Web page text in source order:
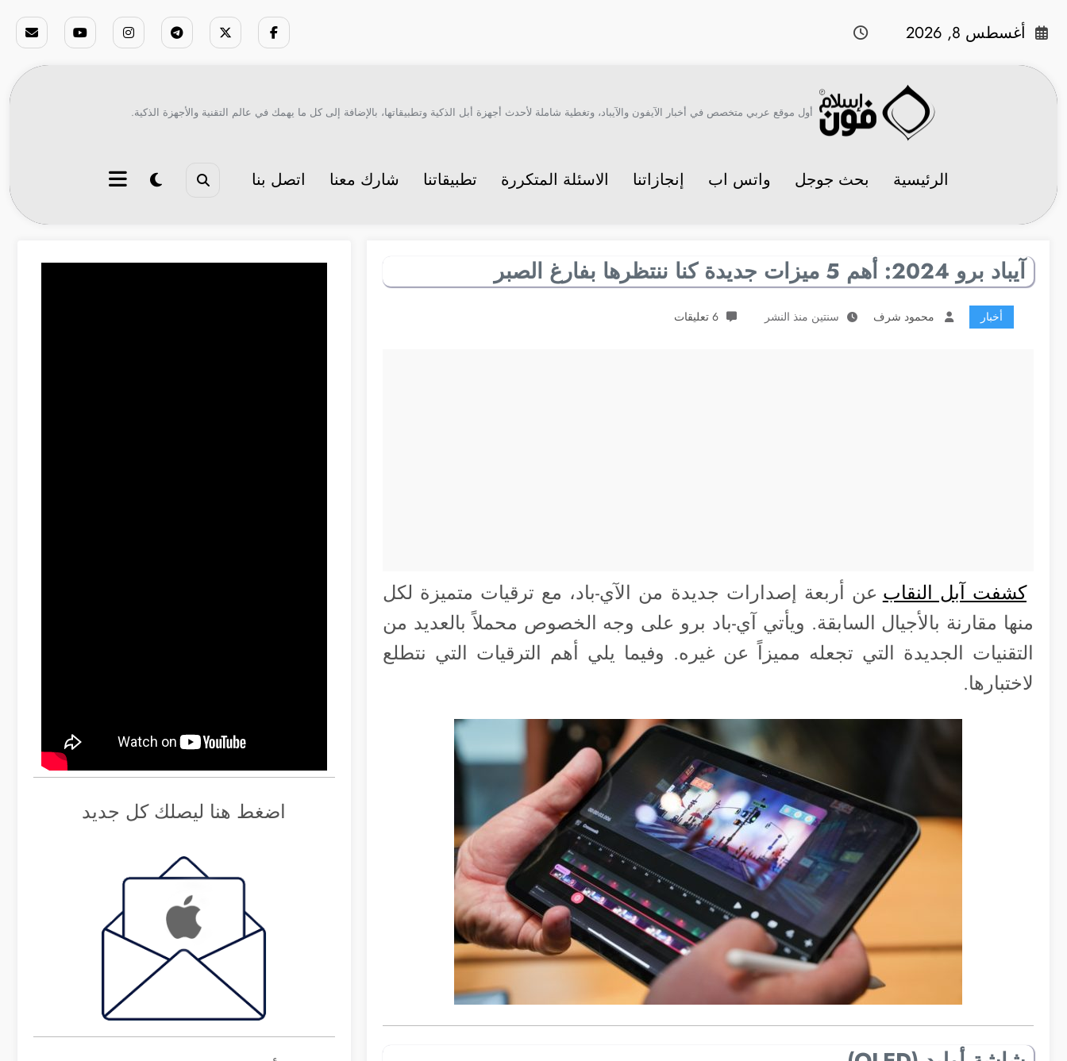
أغسطس 8, 2026
أول موقع عربي متخصص في أخبار الآيفون والآيباد، وتغطية شاملة لأحدث أجهزة أبل الذكية وتطبيقاتها، بالإضافة إلى كل ما يهمك في عالم التقنية والأجهزة الذكية.
الرئيسية بحث جوجل واتس اب إنجازاتنا الاسئلة المتكررة تطبيقاتنا شارك معنا اتصل بنا
آيباد برو 2024: أهم 5 ميزات جديدة كنا ننتظرها بفارغ الصبر
أخبار محمود شرف سنتين منذ النشر 6 تعليقات
كشفت آبل النقاب عن أربعة إصدارات جديدة من الآي-باد، مع ترقيات متميزة لكل
منها مقارنة بالأجيال السابقة. ويأتي آي-باد برو على وجه الخصوص محملاً بالعديد من
التقنيات الجديدة التي تجعله مميزاً عن غيره. وفيما يلي أهم الترقيات التي نتطلع
لاختبارها.
اضغط هنا ليصلك كل جديد